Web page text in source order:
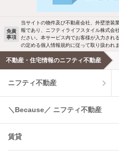
免責
事項
当サイトの物件及び不動産会社、外壁塗装
報であり、ニフティライフスタイル株式会
ださい。本サービス内でお客様が入力され
の定める個人情報規約に従って取り扱われま
不動産・住宅情報のニフティ不動産
ニフティ不動産
＼Because／ ニフティ不動産
賃貸